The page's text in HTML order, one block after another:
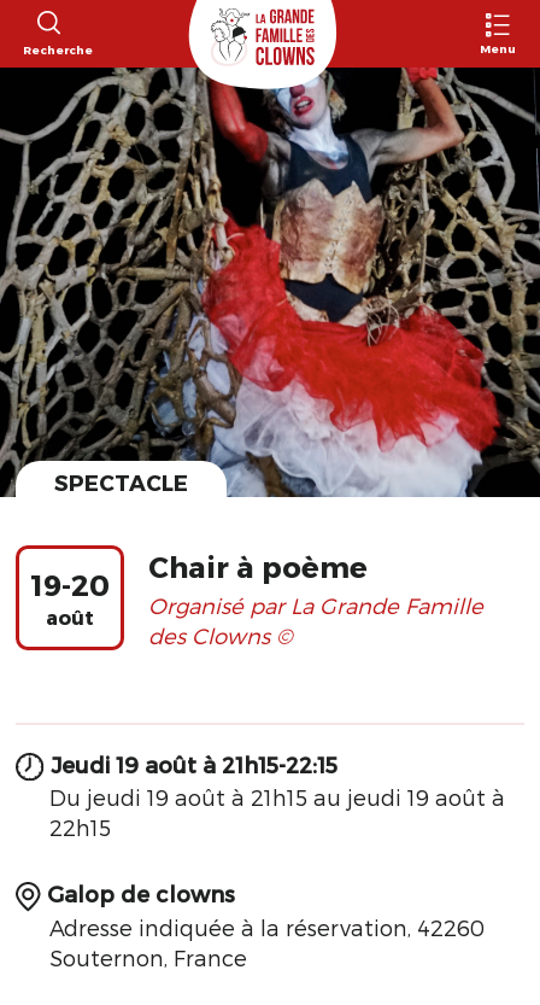
Recherche Menu
Chair à poème
SPECTACLE
Organisé par La Grande Famille
des Clowns ©
19-20
août
Jeudi 19 août à 21h15-22:15
Du jeudi 19 août à 21h15 au jeudi 19 août à
22h15
Galop de clowns
Adresse indiquée à la réservation, 42260
Souternon, France